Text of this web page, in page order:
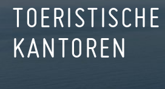
TOERISTISCHE
KANTOREN